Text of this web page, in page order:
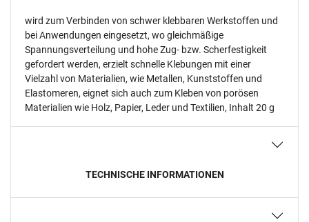
wird zum Verbinden von schwer klebbaren Werkstoffen und
bei Anwendungen eingesetzt, wo gleichmäßige
Spannungsverteilung und hohe Zug- bzw. Scherfestigkeit
gefordert werden, erzielt schnelle Klebungen mit einer
Vielzahl von Materialien, wie Metallen, Kunststoffen und
Elastomeren, eignet sich auch zum Kleben von porösen
Materialien wie Holz, Papier, Leder und Textilien, Inhalt 20 g
TECHNISCHE INFORMATIONEN